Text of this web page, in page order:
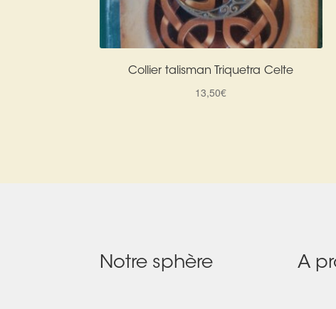
Collier talisman Triquetra Celte
13,50€
Notre sphère A